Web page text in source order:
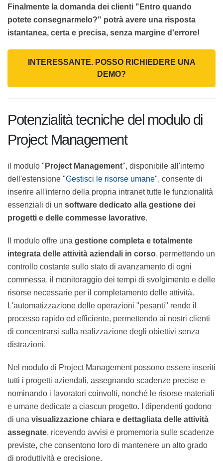
Finalmente la domanda dei clienti "Entro quando
potete consegnarmelo?" potrà avere una risposta
INTERESSANTE. POSSO RICHIEDERE UNA
DEMO?
Potenzialità tecniche del modulo
di Project Management
il modulo "Project Management ", disponibile
all'interno dell'estensione "Gestisci le risorse
umane", consente di inserire all'interno della propria
intranet tutte le funzionalità essenziali di un
lavorative.
Il modulo offre unagestione completa e totalmente
integrata delle attività aziendali in corso,
permettendo un controllo costante sullo stato di
avanzamento di ogni commessa, il monitoraggio dei
tempi di svolgimento e delle risorse necessarie per il
completamento delle attività. L'automatizzazione delle
operazioni "pesanti" rende il processo rapido ed
sulla realizzazione degli obiettivi senza distrazioni.
Nel modulo di Project Management possono essere
inseriti tutti i progetti aziendali, assegnando scadenze
precise e nominando i lavoratori coinvolti, nonché le
risorse materiali e umane dedicate a ciascun progetto.
I dipendenti godono di unavisualizzazione chiara e
dettagliata delle attività assegnate